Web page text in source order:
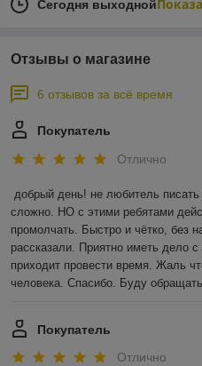
Сегодня выходной
Отзывы о магазине
6 отзывов за всё время
Покупатель
Отлично
добрый день! не любитель
сложно. НО с этими ребятами
промолчать. Быстро и чётко, без
рассказали. Приятно иметь дело
приходит провести время. Жаль
человека. Спасибо. Буду
Покупатель
Отлично